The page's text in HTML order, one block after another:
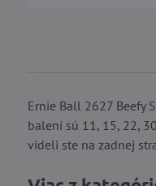
Ernie Ball 2627 Beefy
balení sú 11, 15, 22,
videli ste na zadnej